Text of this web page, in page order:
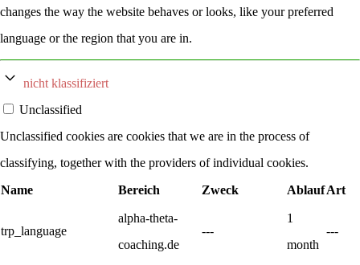
changes the way the website behaves or looks, like your preferred
language or the region that you are in.
nicht klassifiziert
Unclassified
Unclassified cookies are cookies that we are in the process of
classifying, together with the providers of individual cookies.
Name
Bereich Zweck AblaufArt
trp_language
alpha-theta-
coaching.de
---
1
month
---